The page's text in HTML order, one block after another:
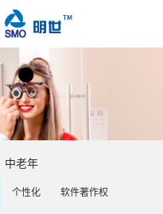
中老年
个性化 软件著作权